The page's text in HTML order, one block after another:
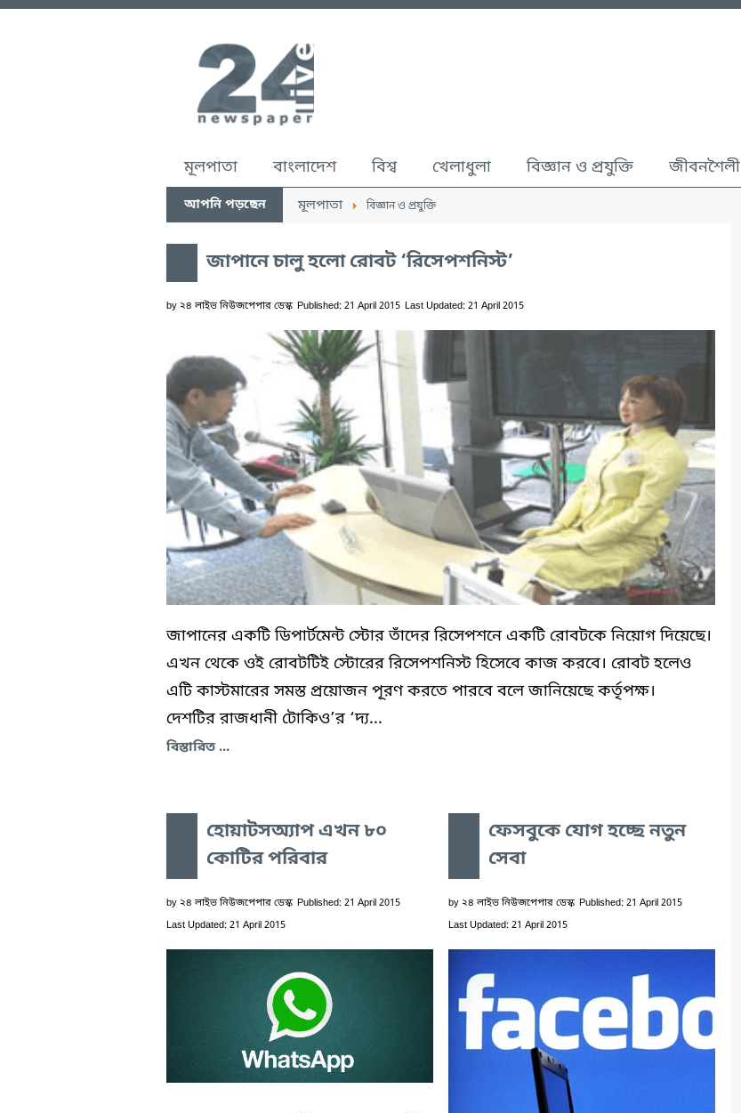
মূলপাতা বাংলাদেশ বিশ্ব খেলাধুলা বিজ্ঞান ও প্রযুক্তি জীবনশৈলী
আপনি পড়ছেন মূলপাতা বিজ্ঞান ও প্রযুক্তি
জাপানে চালু হলো রোবট ‘রিসেপশনিস্ট’
by ২৪ লাইভ নিউজপেপার ডেস্ক Published: 21 April 2015 Last Updated: 21 April 2015
জাপানের একটি ডিপার্টমেন্ট স্টোর তাঁদের রিসেপশনে একটি রোবটকে নিয়োগ দিয়েছে।
এখন থেকে ওই রোবটটিই স্টোরের রিসেপশনিস্ট হিসেবে কাজ করবে। রোবট হলেও
এটি কাস্টমারের সমস্ত প্রয়োজন পূরণ করতে পারবে বলে জানিয়েছে কর্তৃপক্ষ।
দেশটির রাজধানী টোকিও’র ‘দ্য...
বিস্তারিত ...
হোয়াটসঅ্যাপ এখন ৮০
কোটির পরিবার
by ২৪ লাইভ নিউজপেপার ডেস্ক Published: 21 April 2015
Last Updated: 21 April 2015
ফেসবুকে যোগ হচ্ছে নতুন
সেবা
by ২৪ লাইভ নিউজপেপার ডেস্ক Published: 21 April 2015
Last Updated: 21 April 2015